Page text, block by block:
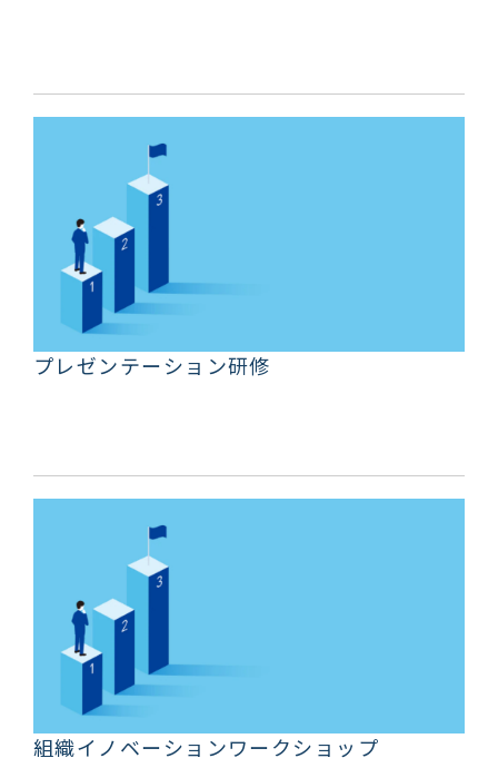
プレゼンテーション研修
組織イノベーションワークショップ